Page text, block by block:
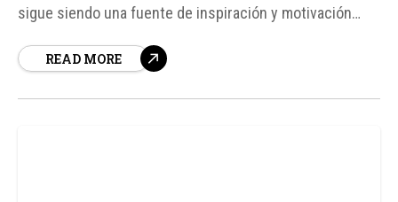
sigue siendo una fuente de inspiración y motivación
fuentes, este ideal se refiere a la oportunidad de
READ MORE